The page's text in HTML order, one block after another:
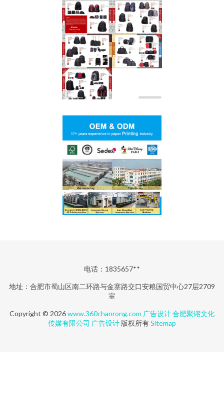
电话：1835657**
地址：合肥市蜀山区南二环路与金寨路交口安粮国贸中心27层2709
室
Copyright © 2026www.360chanrong.com 广告设计合肥聚镕文化
传媒有限公司 广告设计 版权所有Sitemap